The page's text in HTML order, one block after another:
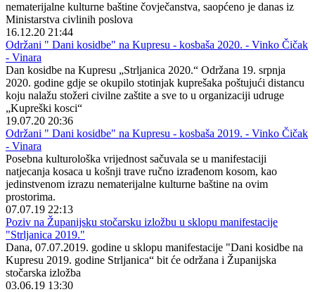
nematerijalne kulturne baštine čovječanstva, saopćeno je danas iz
Ministarstva civlinih poslova
16.12.20 21:44
Održani " Dani kosidbe" na Kupresu - kosbaša 2020. - Vinko Čičak
- Vinara
Dan kosidbe na Kupresu „Strljanica 2020.“ Održana 19. srpnja
2020. godine gdje se okupilo stotinjak kuprešaka poštujući distancu
koju nalažu stožeri civilne zaštite a sve to u organizaciji udruge
„Kupreški kosci“
19.07.20 20:36
Održani " Dani kosidbe" na Kupresu - kosbaša 2019. - Vinko Čičak
- Vinara
Posebna kulturološka vrijednost sačuvala se u manifestaciji
natjecanja kosaca u košnji trave ručno izrađenom kosom, kao
jedinstvenom izrazu nematerijalne kulturne baštine na ovim
prostorima.
07.07.19 22:13
Poziv na Županijsku stočarsku izložbu u sklopu manifestacije
"Strljanica 2019."
Dana, 07.07.2019. godine u sklopu manifestacije "Dani kosidbe na
Kupresu 2019. godine Strljanica“ bit će održana i Županijska
stočarska izložba
03.06.19 13:30